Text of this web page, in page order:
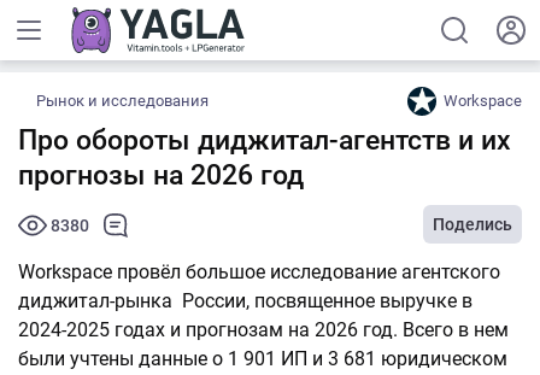
Рынок и исследования Workspace
Про обороты диджитал-агентств и их
прогнозы на 2026 год
8380 Поделись
Workspace провёл большое исследование агентского
диджитал-рынка России, посвященное выручке в
2024-2025 годах и прогнозам на 2026 год. Всего в нем
были учтены данные о 1 901 ИП и 3 681 юридическом